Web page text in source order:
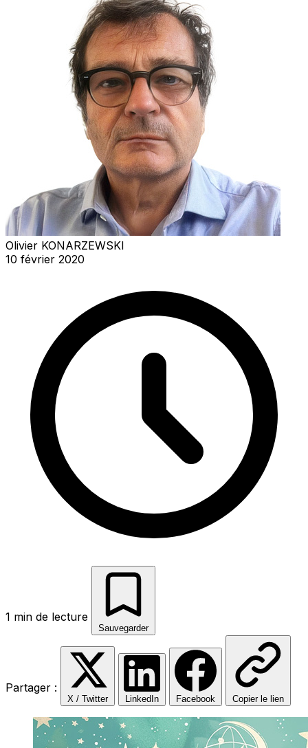
Olivier KONARZEWSKI
10 février 2020
1 min de lecture
Sauvegarder
Partager :
X / Twitter LinkedIn Facebook Copier le lien